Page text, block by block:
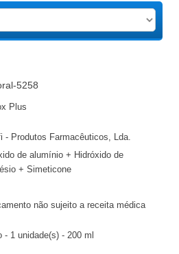
5258
Plus
- Produtos Farmacêuticos, Lda.
de alumínio + Hidróxido de
+ Simeticone
não sujeito a receita médica
- 1 unidade(s) - 200 ml